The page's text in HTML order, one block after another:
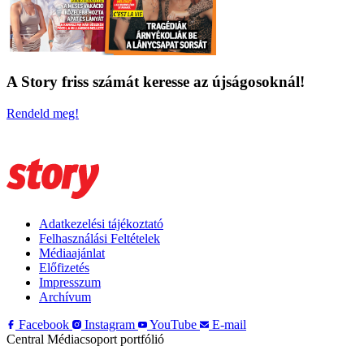
A Story friss számát keresse az újságosoknál!
Rendeld meg!
Adatkezelési tájékoztató
Felhasználási Feltételek
Médiaajánlat
Előfizetés
Impresszum
Archívum
Facebook
Instagram YouTube
E-mail
Central Médiacsoport portfólió